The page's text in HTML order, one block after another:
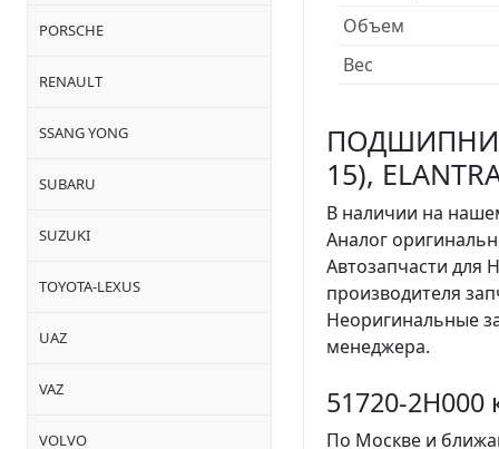
PORSCHE
RENAULT
SSANG YONG
SUBARU
SUZUKI
TOYOTA-LEXUS
UAZ
VAZ
VOLVO
Объем
Вес
ПОДШИПНИК
15),
В наличии на
Аналог
Автозапчасти для
производителя
Неоригинальные
менеджера.
51720-2H000
По Москве и